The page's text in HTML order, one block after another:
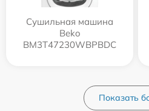
Сушильная машина
Beko
BM3T47230WBPBDC
Показать